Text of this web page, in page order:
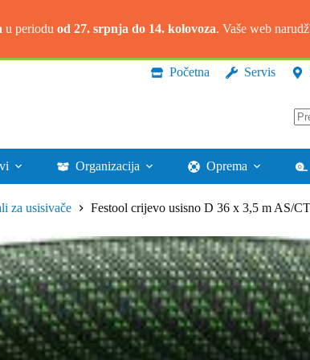
u periodu od 27. srpnja do 14. kolovoza. Vaše web
Početna Servis
Organizacija Oprema
za usisivače Festool crijevo usisno D 36 x 3,5 m AS/